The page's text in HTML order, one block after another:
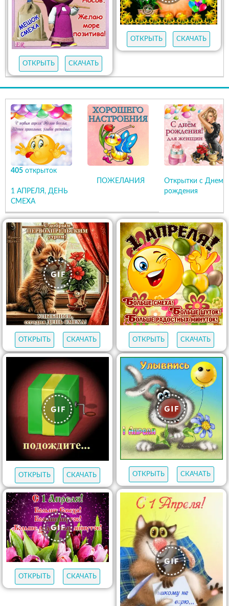
ОТКРЫТЬ СКАЧАТЬ
ОТКРЫТЬ СКАЧАТЬ
405 открыток
1 АПРЕЛЯ, ДЕНЬ
СМЕХА
ПОЖЕЛАНИЯ
Открытки с Днем
рождения
ОТКРЫТЬ СКАЧАТЬ ОТКРЫТЬ СКАЧАТЬ
ОТКРЫТЬ СКАЧАТЬ ОТКРЫТЬ СКАЧАТЬ
ОТКРЫТЬ СКАЧАТЬ